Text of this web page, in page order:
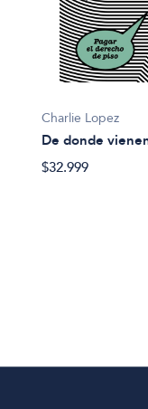
Charlie Lopez
De donde
$32.999